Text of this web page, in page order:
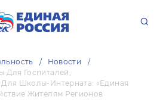
Новости
Для Госпиталей,
Школы-Интерната: «Единая
Жителям Регионов